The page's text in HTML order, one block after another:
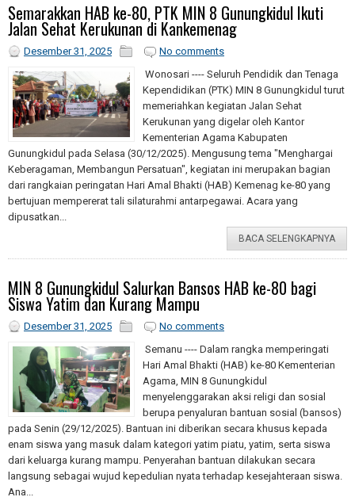
Semarakkan HAB ke-80, PTK MIN 8 Gunungkidul Ikuti
Jalan Sehat Kerukunan di Kankemenag
Desember 31, 2025
No comments
Wonosari ---- Seluruh Pendidik dan Tenaga
Kependidikan (PTK) MIN 8 Gunungkidul turut
memeriahkan kegiatan Jalan Sehat
Kerukunan yang digelar oleh Kantor
Kementerian Agama Kabupaten
Gunungkidul pada Selasa (30/12/2025). Mengusung tema "Menghargai
Keberagaman, Membangun Persatuan", kegiatan ini merupakan bagian
dari rangkaian peringatan Hari Amal Bhakti (HAB) Kemenag ke-80 yang
bertujuan mempererat tali silaturahmi antarpegawai. Acara yang
dipusatkan...
BACA SELENGKAPNYA
MIN 8 Gunungkidul Salurkan Bansos HAB ke-80 bagi
Siswa Yatim dan Kurang Mampu
Desember 31, 2025
No comments
Semanu ---- Dalam rangka memperingati
Hari Amal Bhakti (HAB) ke-80 Kementerian
Agama, MIN 8 Gunungkidul
menyelenggarakan aksi religi dan sosial
berupa penyaluran bantuan sosial (bansos)
pada Senin (29/12/2025). Bantuan ini diberikan secara khusus kepada
enam siswa yang masuk dalam kategori yatim piatu, yatim, serta siswa
dari keluarga kurang mampu. Penyerahan bantuan dilakukan secara
langsung sebagai wujud kepedulian nyata terhadap kesejahteraan siswa.
Ana...